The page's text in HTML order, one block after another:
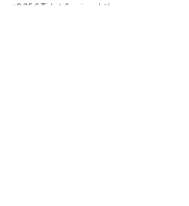
+0,25 € Ticket-Servicegebühr